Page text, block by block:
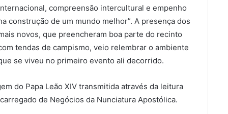
compreensão intercultural e empenho
construção de um mundo melhor”. A presença dos
novos, que preencheram boa parte do recinto
tendas de campismo, veio relembrar o ambiente
se viveu no primeiro evento ali decorrido.
do Papa Leão XIV transmitida através da leitura
de Negócios da Nunciatura Apostólica.